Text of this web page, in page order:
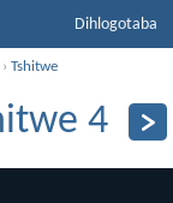
Dihlogotaba
›Tshitwe
4